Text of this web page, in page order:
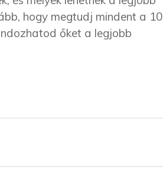
hogy megtudj mindent a 10
őket a legjobb